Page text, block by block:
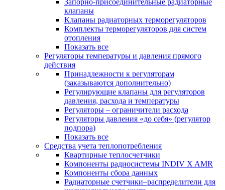
Запорно-присоединительные радиаторные
клапаны
Клапаны радиаторных терморегуляторов
Комплекты терморегуляторов для систем
отопления
Показать все
Регуляторы температуры и давления прямого
действия
Принадлежности к регуляторам
(заказываются дополнительно)
Регулирующие клапаны для регуляторов
давления, расхода и температуры
Регуляторы – ограничители расхода
Регуляторы давления «до себя» (регулятор
подпора)
Показать все
Средства учета теплопотребления
Квартирные теплосчетчики
Компоненты радиосистемы INDIV X AMR
Компоненты сбора данных
Радиаторные счетчики–распределители для